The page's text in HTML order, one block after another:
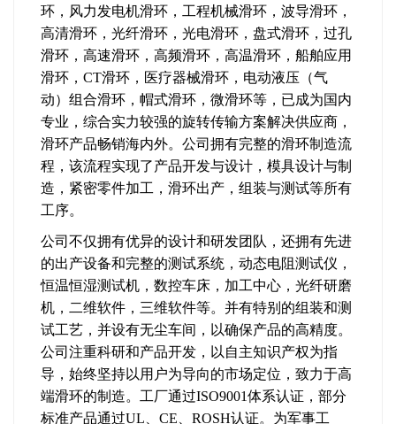
环，风力发电机滑环，工程机械滑环，波导滑环，
高清滑环，光纤滑环，光电滑环，盘式滑环，过孔
滑环，高速滑环，高频滑环，高温滑环，船舶应用
滑环，CT滑环，医疗器械滑环，电动液压（气
动）组合滑环，帽式滑环，微滑环等，已成为国内
专业，综合实力较强的旋转传输方案解决供应商，
滑环产品畅销海内外。公司拥有完整的滑环制造流
程，该流程实现了产品开发与设计，模具设计与制
造，紧密零件加工，滑环出产，组装与测试等所有
工序。
公司不仅拥有优异的设计和研发团队，还拥有先进
的出产设备和完整的测试系统，动态电阻测试仪，
恒温恒湿测试机，数控车床，加工中心，光纤研磨
机，二维软件，三维软件等。并有特别的组装和测
试工艺，并设有无尘车间，以确保产品的高精度。
公司注重科研和产品开发，以自主知识产权为指
导，始终坚持以用户为导向的市场定位，致力于高
端滑环的制造。工厂通过ISO9001体系认证，部分
标准产品通过UL、CE、ROSH认证。为军事工